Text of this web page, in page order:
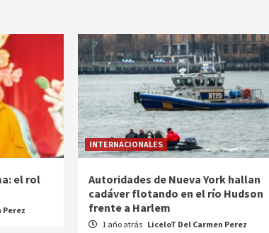
el rol
Perez
INTERNACIONALES
Autoridades de Nueva York hallan
cadáver flotando en el río Hudson
frente a Harlem
1 año atrás LiceloT Del Carmen Perez